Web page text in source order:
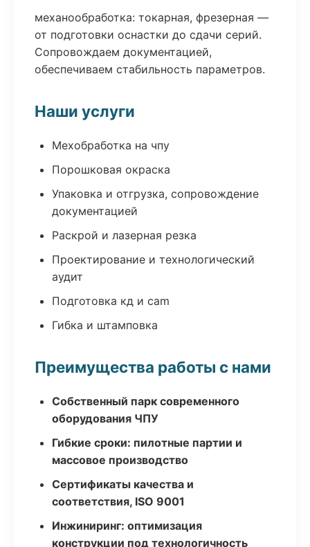
механообработка: токарная, фрезерная —
от подготовки оснастки до сдачи серий.
Сопровождаем документацией,
обеспечиваем стабильность параметров.
Наши услуги
Мехобработка на чпу
Порошковая окраска
Упаковка и отгрузка, сопровождение
документацией
Раскрой и лазерная резка
Проектирование и технологический
аудит
Подготовка кд и cam
Гибка и штамповка
Преимущества работы с нами
Собственный парк современного
оборудования ЧПУ
Гибкие сроки: пилотные партии и
массовое производство
Сертификаты качества и
соответствия, ISO 9001
Инжиниринг: оптимизация
конструкции под технологичность